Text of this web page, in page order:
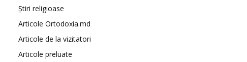
Știri religioase
Articole Ortodoxia.md
Articole de la vizitatori
Articole preluate